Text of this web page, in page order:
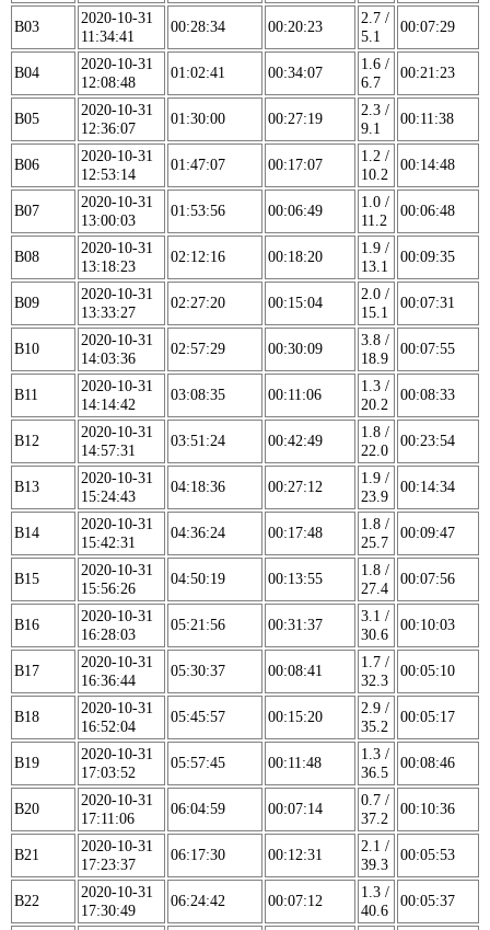
B03
2020-10-31
11:34:41
00:28:34 00:20:23
2.7 /
5.1
00:07:29
B04
2020-10-31
12:08:48
01:02:41 00:34:07
1.6 /
6.7
00:21:23
B05
2020-10-31
12:36:07
01:30:00 00:27:19
2.3 /
9.1
00:11:38
B06
2020-10-31
12:53:14
01:47:07 00:17:07
1.2 /
10.2
00:14:48
B07
2020-10-31
13:00:03
01:53:56 00:06:49
1.0 /
11.2
00:06:48
B08
2020-10-31
13:18:23
02:12:16 00:18:20
1.9 /
13.1
00:09:35
B09
2020-10-31
13:33:27
02:27:20 00:15:04
2.0 /
15.1
00:07:31
B10
2020-10-31
14:03:36
02:57:29 00:30:09
3.8 /
18.9
00:07:55
B11
2020-10-31
14:14:42
03:08:35 00:11:06
1.3 /
20.2
00:08:33
B12
2020-10-31
14:57:31
03:51:24 00:42:49
1.8 /
22.0
00:23:54
B13
2020-10-31
15:24:43
04:18:36 00:27:12
1.9 /
23.9
00:14:34
B14
2020-10-31
15:42:31
04:36:24 00:17:48
1.8 /
25.7
00:09:47
B15
2020-10-31
15:56:26
04:50:19 00:13:55
1.8 /
27.4
00:07:56
B16
2020-10-31
16:28:03
05:21:56 00:31:37
3.1 /
30.6
00:10:03
B17
2020-10-31
16:36:44
05:30:37 00:08:41
1.7 /
32.3
00:05:10
B18
2020-10-31
16:52:04
05:45:57 00:15:20
2.9 /
35.2
00:05:17
B19
2020-10-31
17:03:52
05:57:45 00:11:48
1.3 /
36.5
00:08:46
B20
2020-10-31
17:11:06
06:04:59 00:07:14
0.7 /
37.2
00:10:36
B21
2020-10-31
17:23:37
06:17:30 00:12:31
2.1 /
39.3
00:05:53
B22
2020-10-31
17:30:49
06:24:42 00:07:12
1.3 /
40.6
00:05:37